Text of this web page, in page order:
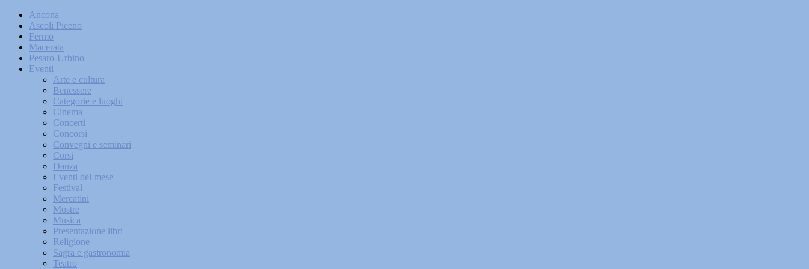
Ancona
Ascoli Piceno
Fermo
Macerata
Pesaro-Urbino
Eventi
Arte e cultura
Benessere
Categorie e luoghi
Cinema
Concerti
Concorsi
Convegni e seminari
Corsi
Danza
Eventi del mese
Festival
Mercatini
Mostre
Musica
Presentazione libri
Religione
Sagra e gastronomia
Teatro